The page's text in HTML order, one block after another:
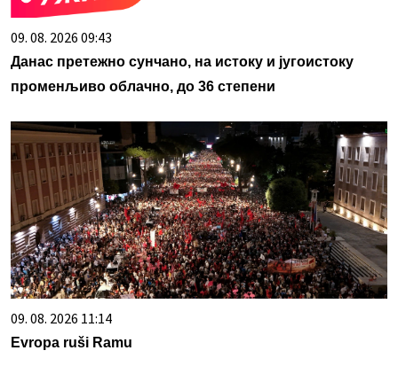
09. 08. 2026 09:43
Данас претежно сунчано, на истоку и југоистоку
променљиво облачно, до 36 степени
09. 08. 2026 11:14
Evropa ruši Ramu